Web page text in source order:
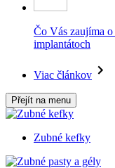
Čo Vás zaujíma
implantátoch
Viac článkov
Přejít na menu
Zubné kefky